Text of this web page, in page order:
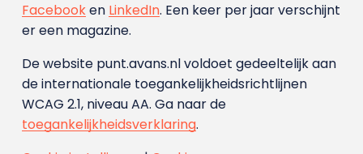
Facebooken LinkedIn. Een keer per jaar verschijnt
er een magazine.
De website punt.avans.nl voldoet gedeeltelijk aan
de internationale toegankelijkheidsrichtlijnen
WCAG 2.1, niveau AA. Ga naar de
toegankelijkheidsverklaring.